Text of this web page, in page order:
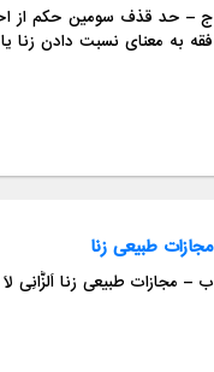
ج – حد قذف سومین حکم از
فقه به معنای نسبت دادن زنا
مجازات طبیعی زنا
ب – مجازات طبیعی زنا اَلزَّانِى لَا یَنکِحُ إِلَّا زَانِیَةً أَوْ مُشْرِکَةً وَالزَّانِیَةُ لَا یَنکِحُهَآ إِلَّا زَانٍ أَوْ مُشْرِکٌ وَحُرِّمَ ذَلِکَ عَلَى الْمُؤْمِنِینَ. نور/3 مرد ز...